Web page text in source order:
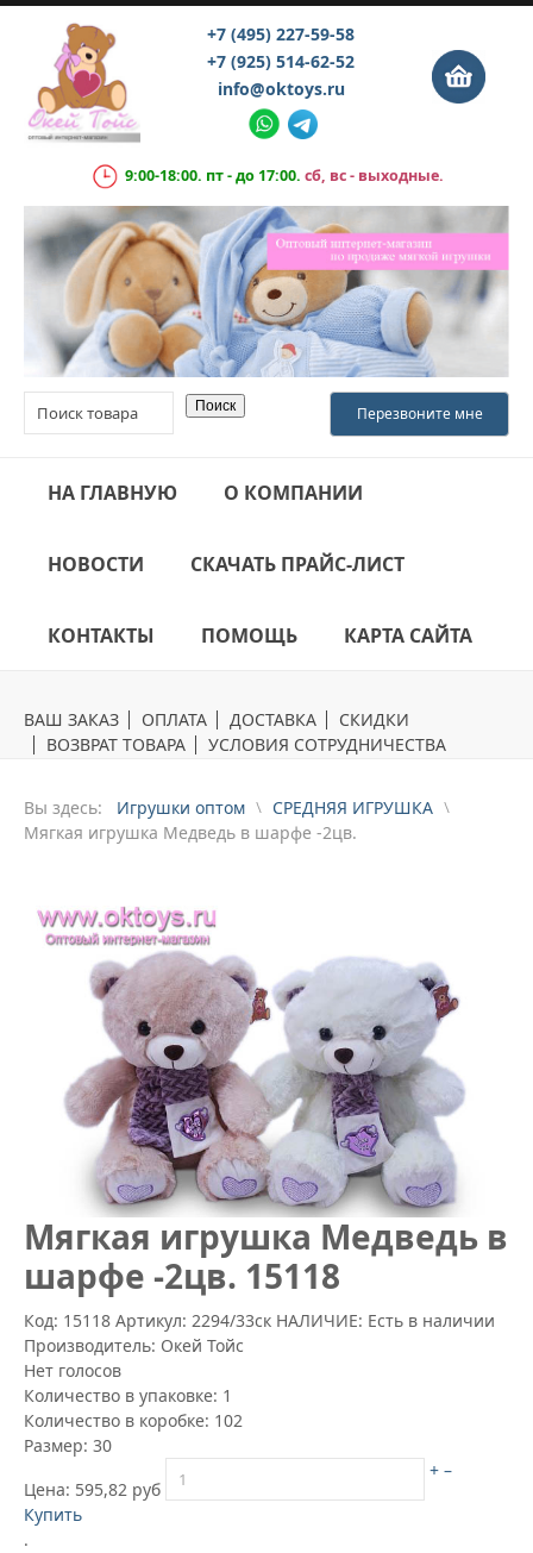
+7 (495) 227-59-58
+7 (925) 514-62-52
info@oktoys.ru
9:00-18:00. пт - до 17:00. сб, вс - выходные.
НА ГЛАВНУЮ О КОМПАНИИ
НОВОСТИ СКАЧАТЬ ПРАЙС-ЛИСТ
КОНТАКТЫ ПОМОЩЬ КАРТА САЙТА
ВАШ ЗАКАЗ ОПЛАТА ДОСТАВКА
СКИДКИ
ВОЗВРАТ ТОВАРА
УСЛОВИЯ СОТРУДНИЧЕСТВА
Вы здесь: Игрушки оптом
СРЕДНЯЯ ИГРУШКА
Мягкая игрушка Медведь в шарфе -2цв.
Мягкая игрушка Медведь в
шарфе -2цв. 15118
Код: 15118 Артикул: 2294/33ск НАЛИЧИЕ: Есть в наличии
Производитель: Окей Тойс
Нет голосов
Количество в упаковке: 1
Количество в коробке: 102
Размер: 30
Цена: 595,82 руб
+ –
Купить
.